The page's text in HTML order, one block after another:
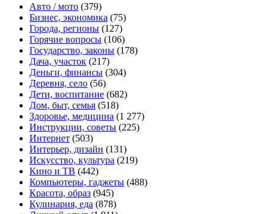
Авто / мото (379)
Бизнес, экономика (75)
Города, регионы (127)
Горячие вопросы (106)
Государство, законы (178)
Дача, участок (217)
Деньги, финансы (304)
Деревня, село (56)
Дети, воспитание (682)
Дом, быт, семья (518)
Здоровье, медицина (1 277)
Инструкции, советы (225)
Интернет (503)
Интерьер, дизайн (131)
Искусство, культура (219)
Кино и ТВ (442)
Компьютеры, гаджеты (488)
Красота, образ (945)
Кулинария, еда (878)